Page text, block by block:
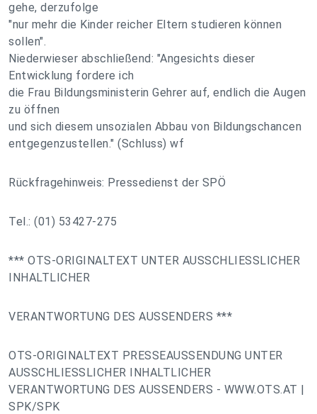
gehe, derzufolge
"nur mehr die Kinder reicher Eltern studieren können
sollen".
Niederwieser abschließend: "Angesichts dieser
Entwicklung fordere ich
die Frau Bildungsministerin Gehrer auf, endlich die Augen
zu öffnen
und sich diesem unsozialen Abbau von Bildungschancen
entgegenzustellen." (Schluss) wf
Rückfragehinweis: Pressedienst der SPÖ
Tel.: (01) 53427-275
*** OTS-ORIGINALTEXT UNTER AUSSCHLIESSLICHER
INHALTLICHER
VERANTWORTUNG DES AUSSENDERS ***
OTS-ORIGINALTEXT PRESSEAUSSENDUNG UNTER
AUSSCHLIESSLICHER INHALTLICHER
VERANTWORTUNG DES AUSSENDERS - WWW.OTS.AT |
SPK/SPK